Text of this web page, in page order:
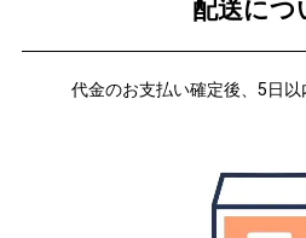
配送につ
代金のお支払い確定後、5日以